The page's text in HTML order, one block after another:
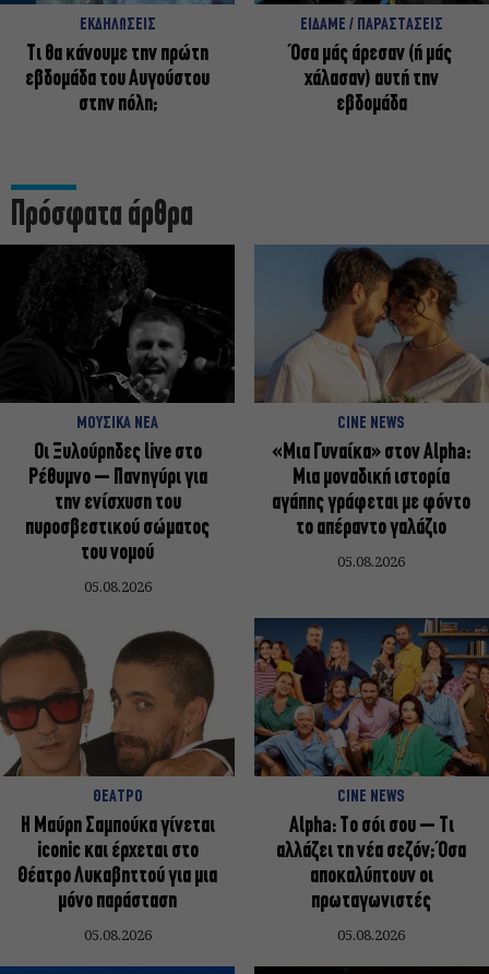
ΕΚΔΗΛΩΣΕΙΣ
Τι θα κάνουμε την πρώτη
εβδομάδα του Αυγούστου
στην πόλη;
ΕΙΔΑΜΕ / ΠΑΡΑΣΤΑΣΕΙΣ
Όσα μάς άρεσαν (ή μάς
χάλασαν) αυτή την
εβδομάδα
Πρόσφατα άρθρα
ΜΟΥΣΙΚΑ ΝΕΑ
Οι Ξυλούρηδες live στο
Ρέθυμνο – Πανηγύρι για
την ενίσχυση του
πυροσβεστικού σώματος
του νομού
05.08.2026
CINE NEWS
«Μια Γυναίκα» στον Alpha:
Μια μοναδική ιστορία
αγάπης γράφεται με φόντο
το απέραντο γαλάζιο
05.08.2026
ΘΕΑΤΡΟ
Η Μαύρη Σαμπούκα γίνεται
iconic και έρχεται στο
Θέατρο Λυκαβηττού για μια
μόνο παράσταση
05.08.2026
CINE NEWS
Alpha: Το σόι σου – Τι
αλλάζει τη νέα σεζόν; Όσα
αποκαλύπτουν οι
πρωταγωνιστές
05.08.2026